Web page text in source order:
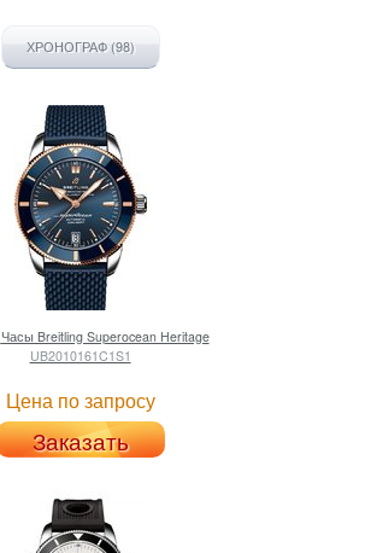
ХРОНОГРАФ (98)
Часы Breitling Superocean Heritage
UB2010161C1S1
Цена по запросу
Заказать